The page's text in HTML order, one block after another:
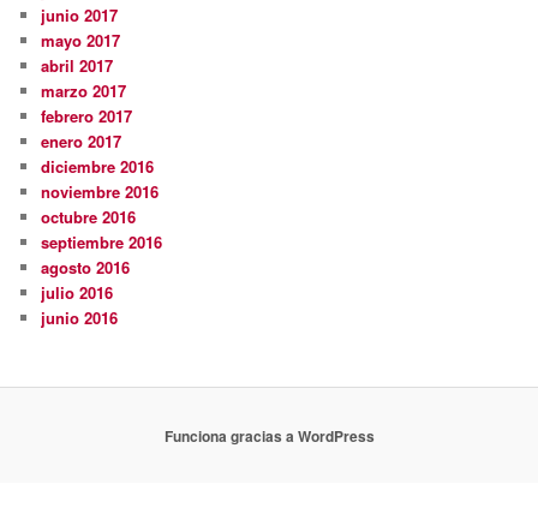
junio 2017
mayo 2017
abril 2017
marzo 2017
febrero 2017
enero 2017
diciembre 2016
noviembre 2016
octubre 2016
septiembre 2016
agosto 2016
julio 2016
junio 2016
Funciona gracias a WordPress